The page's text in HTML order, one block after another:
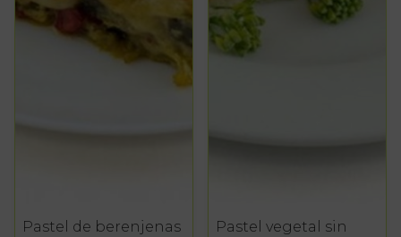
Pastel de berenjenas
Pastel vegetal sin